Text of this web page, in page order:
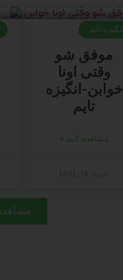
انگیزه تایم
موفق شو
وقتی اونا
خوابن-انگیزه
تایم
مشاهده کنید »